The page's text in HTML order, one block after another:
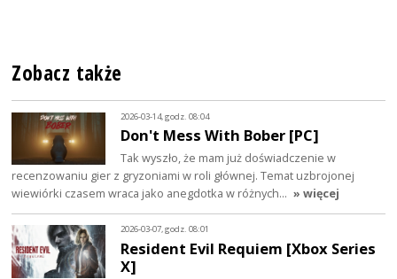
Zobacz także
2026-03-14, godz. 08:04
Don't Mess With Bober [PC]
Tak wyszło, że mam już doświadczenie w
recenzowaniu gier z gryzoniami w roli głównej. Temat uzbrojonej
wiewiórki czasem wraca jako anegdotka w różnych… » więcej
2026-03-07, godz. 08:01
Resident Evil Requiem [Xbox Series
X]